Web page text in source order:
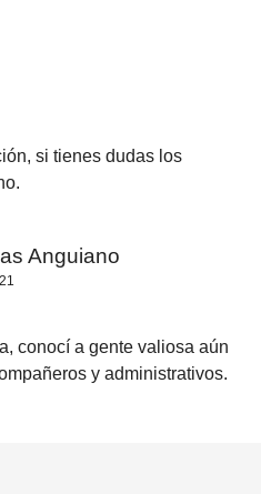
si tienes dudas los
Anguiano
conocí a gente valiosa aún
y administrativos.